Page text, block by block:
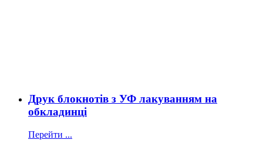
Друк блокнотів з УФ лакуванням на
обкладинці
Перейти ...